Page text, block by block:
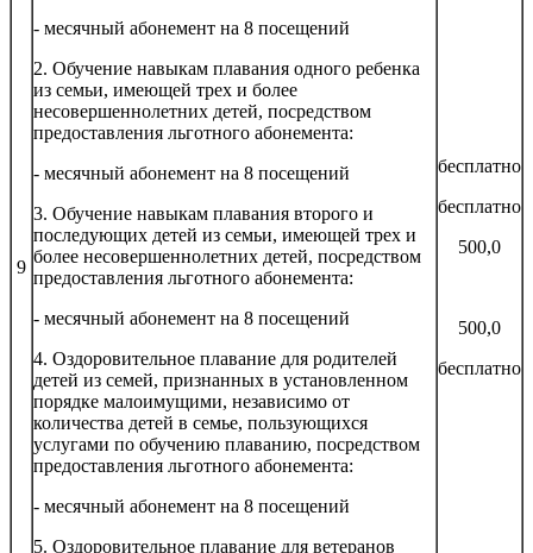
9
- месячный абонемент на 8 посещений
2. Обучение навыкам плавания одного ребенка
из семьи, имеющей трех и более
несовершеннолетних детей, посредством
предоставления льготного абонемента:
- месячный абонемент на 8 посещений
3. Обучение навыкам плавания второго и
последующих детей из семьи, имеющей трех и
более несовершеннолетних детей, посредством
предоставления льготного абонемента:
- месячный абонемент на 8 посещений
4. Оздоровительное плавание для родителей
детей из семей, признанных в установленном
порядке малоимущими, независимо от
количества детей в семье, пользующихся
услугами по обучению плаванию, посредством
предоставления льготного абонемента:
- месячный абонемент на 8 посещений
5. Оздоровительное плавание для ветеранов
бесплатно
бесплатно
500,0
500,0
бесплатно